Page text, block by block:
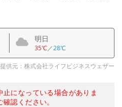
明日
35℃／28℃
供元：株式会社ライフビジネスウェザー
になっている場合がありま
認ください。